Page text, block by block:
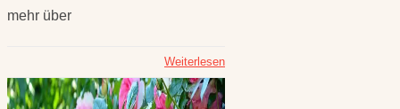
mehr über
Weiterlesen